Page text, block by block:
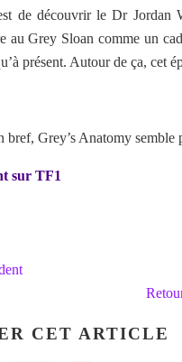
de découvrir le Dr
au Grey Sloan comme un
présent. Autour de ça, cet
bref, Grey’s Anatomy semble
sur TF1
CET ARTICLE